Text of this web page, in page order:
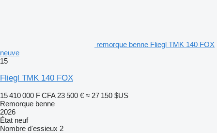
remorque benne Fliegl TMK 140 FOX
neuve
15
Fliegl TMK 140 FOX
15 410 000 F CFA 23 500 € ≈ 27 150 $US
Remorque benne
2026
État neuf
Nombre d'essieux 2